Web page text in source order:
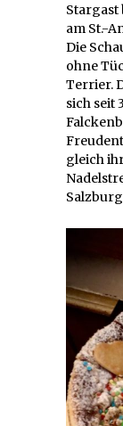
Stargast
am St.-
Die
ohne
Terrier.
sich seit
gleich